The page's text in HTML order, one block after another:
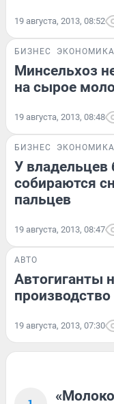
19 августа, 2013, 08:52
БИЗНЕС ЭКОНОМИКА
Минсельхоз
на сырое
19 августа, 2013, 08:48
БИЗНЕС ЭКОНОМИКА
У владельцев
собираются
пальцев
19 августа, 2013, 08:47
АВТО
Автогиганты
производство
19 августа, 2013, 07:30